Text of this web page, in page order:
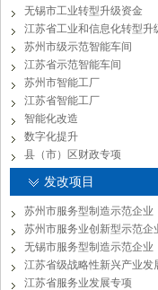
无锡市工业转型升级资金
江苏省工业和信息化转型升
苏州市级示范智能车间
江苏省示范智能车间
苏州市智能工厂
江苏省智能工厂
智能化改造
数字化提升
县（市）区财政专项
发改项目
苏州市服务型制造示范企业
苏州市服务业创新型示范企
无锡市服务型制造示范企业
江苏省级战略性新兴产业发
江苏省服务业发展专项